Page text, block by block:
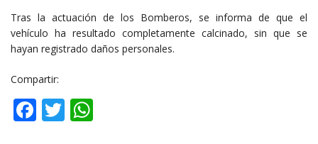
Tras la actuación de los Bomberos, se informa de que el
vehículo ha resultado completamente calcinado, sin que se
hayan registrado daños personales.
Compartir:
Facebook
Twitter